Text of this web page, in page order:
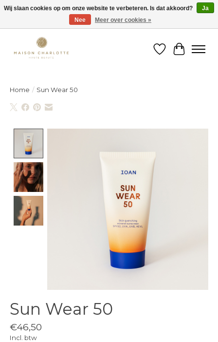
Gratis verzending binnen België vanaf €150
Verlanglijst
Home / Sun Wear 50
Sun Wear 50
€46,50
Incl. btw
Wij slaan cookies op om onze website te verbeteren. Is dat akkoord?
Ja
Nee
Meer over cookies »